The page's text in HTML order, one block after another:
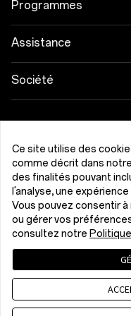
OnePlus Nord 5
Tablette
Objets connectés
Coques & Protections
Packs
Lifestyle
Programmes
Associez vos appareils
Programme de remise
Assistance
FAQ Shopping
Service de réparation
Manuels d’utilisation
Nous contacter
Accessibilité
Société
Communauté
Red Cable Club
OnePlus Store App
Emploi
Durabilité
Politique de confidentialité
Conditions de vente
Cookies
Cookie Settings
Ce site utilise des
comme décrit dans notre
des finalités pouvant
l'analyse, une
Vous pouvez consentir
ou gérer vos
consultez notre